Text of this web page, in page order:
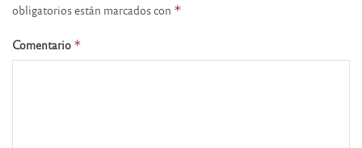
obligatorios están marcados con *
Comentario *